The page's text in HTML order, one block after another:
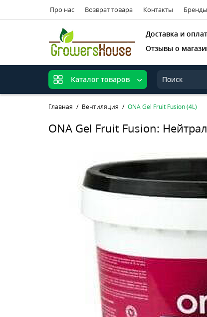
Про нас Возврат товара Контакты Бренды
Доставка и
Отзывы о
Каталог товаров
Главная Вентиляция ONA Gel Fruit Fusion (4L)
ONA Gel Fruit Fusion: